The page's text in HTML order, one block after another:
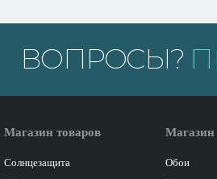
ВОПРОСЫ?
Магазин товаров
Солнцезащита
Магазин
Обои